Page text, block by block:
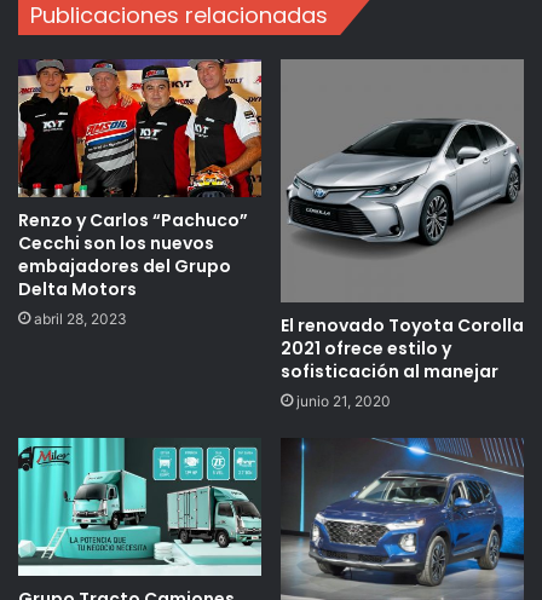
Publicaciones relacionadas
Renzo y Carlos “Pachuco”
Cecchi son los nuevos
embajadores del Grupo
Delta Motors
abril 28, 2023
El renovado Toyota Corolla
2021 ofrece estilo y
sofisticación al manejar
junio 21, 2020